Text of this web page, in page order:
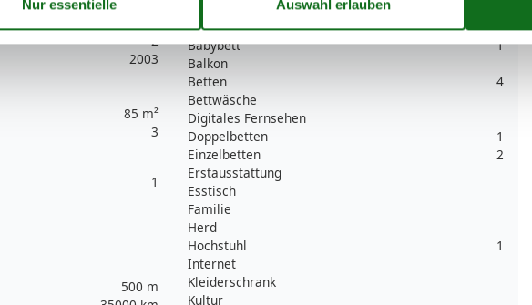
2
2003
85 m²
3
1
500 m
Anzahl der Fernseher
1
Babybett
1
Balkon
Betten
4
Bettwäsche
Digitales Fernsehen
Doppelbetten
1
Einzelbetten
2
Erstausstattung
Esstisch
Familie
Herd
Hochstuhl
1
Internet
Kleiderschrank
Kultur